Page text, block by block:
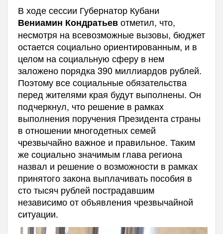
В ходе сессии Губернатор Кубани
Вениамин Кондратьевотметил, что,
несмотря на всевозможные вызовы, бюджет
остается социально ориентированным, и в
целом на социальную сферу в нем
заложено порядка 390 миллиардов рублей.
Поэтому все социальные обязательства
перед жителями края будут выполнены. Он
подчеркнул, что решение в рамках
выполнения поручения Президента страны
в отношении многодетных семей
чрезвычайно важное и правильное. Таким
же социально значимым глава региона
назвал и решение о возможности в рамках
принятого закона выплачивать пособия в
сто тысяч рублей пострадавшим
независимо от объявления чрезвычайной
ситуации.